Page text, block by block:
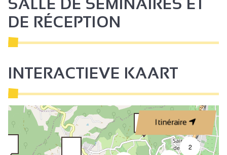
SALLE DE SÉMINAIRES ET
DE RÉCEPTION
INTERACTIEVE KAART
Itinéraire
2